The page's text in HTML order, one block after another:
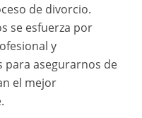
de divorcio.
se esfuerza por
y
para asegurarnos de
el mejor